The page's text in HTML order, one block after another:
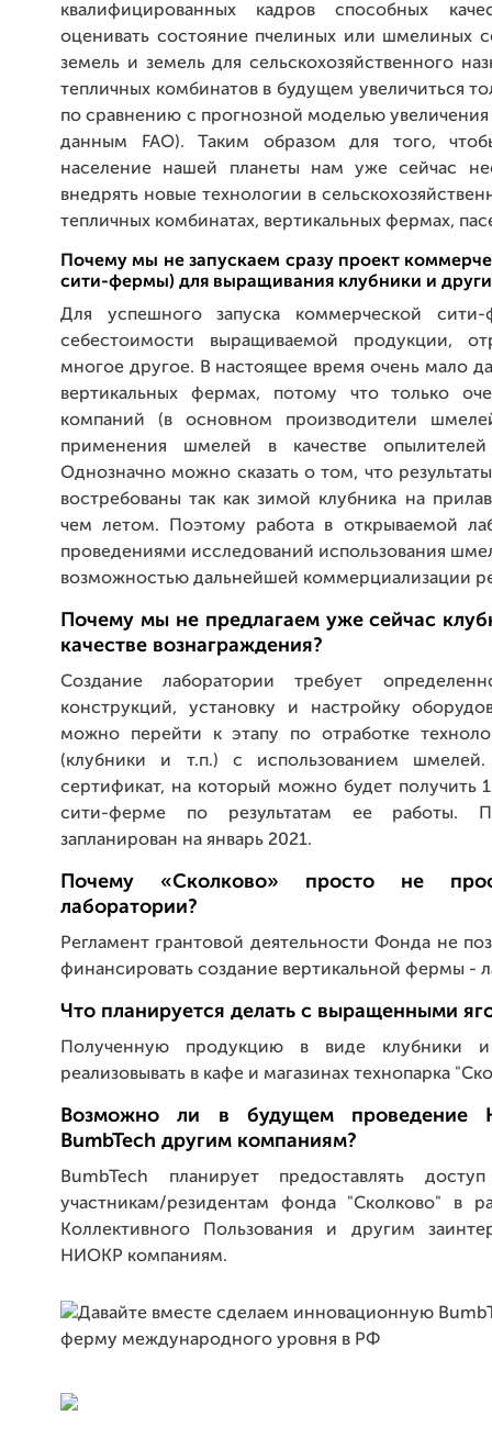
квалифицированных кадров способных
оценивать состояние пчелиных или шмелиных
земель и земель для сельскохозяйственного
тепличных комбинатов в будущем увеличиться
по сравнению с прогнозной моделью
данным FAO). Таким образом для того,
население нашей планеты нам уже сейчас
внедрять новые технологии в
тепличных комбинатах, вертикальных фермах,
Почему мы не запускаем сразу проект
сити-фермы) для выращивания клубники и
Для успешного запуска коммерческой
себестоимости выращиваемой продукции,
многое другое. В настоящее время очень мало
вертикальных фермах, потому что только
компаний (в основном производители
применения шмелей в качестве
Однозначно можно сказать о том, что
востребованы так как зимой клубника на
чем летом. Поэтому работа в открываемой
проведениями исследований использования
возможностью дальнейшей коммерциализации
Почему мы не предлагаем уже сейчас
качестве вознаграждения?
Создание лаборатории требует
конструкций, установку и настройку
можно перейти к этапу по отработке
(клубники и т.п.) с использованием
сертификат, на который можно будет получить
сити-ферме по результатам ее работы.
запланирован на январь 2021.
Почему «Сколково» просто не
лаборатории?
Регламент грантовой деятельности Фонда не
финансировать создание вертикальной фермы -
Что планируется делать с выращенными
Полученную продукцию в виде клубники
реализовывать в кафе и магазинах технопарка
Возможно ли в будущем проведение
BumbTech другим компаниям?
BumbTech планирует предоставлять
участникам/резидентам фонда "Сколково" в
Коллективного Пользования и другим
НИОКР компаниям.